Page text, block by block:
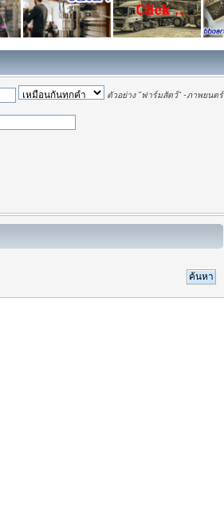
ตัวอย่าง"ฟาร์มสัตว์" -ภาพยนตร์